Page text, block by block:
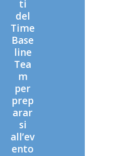
ti
del
Time
Base
line
Tea
m
per
prep
arar
si
all’ev
ento